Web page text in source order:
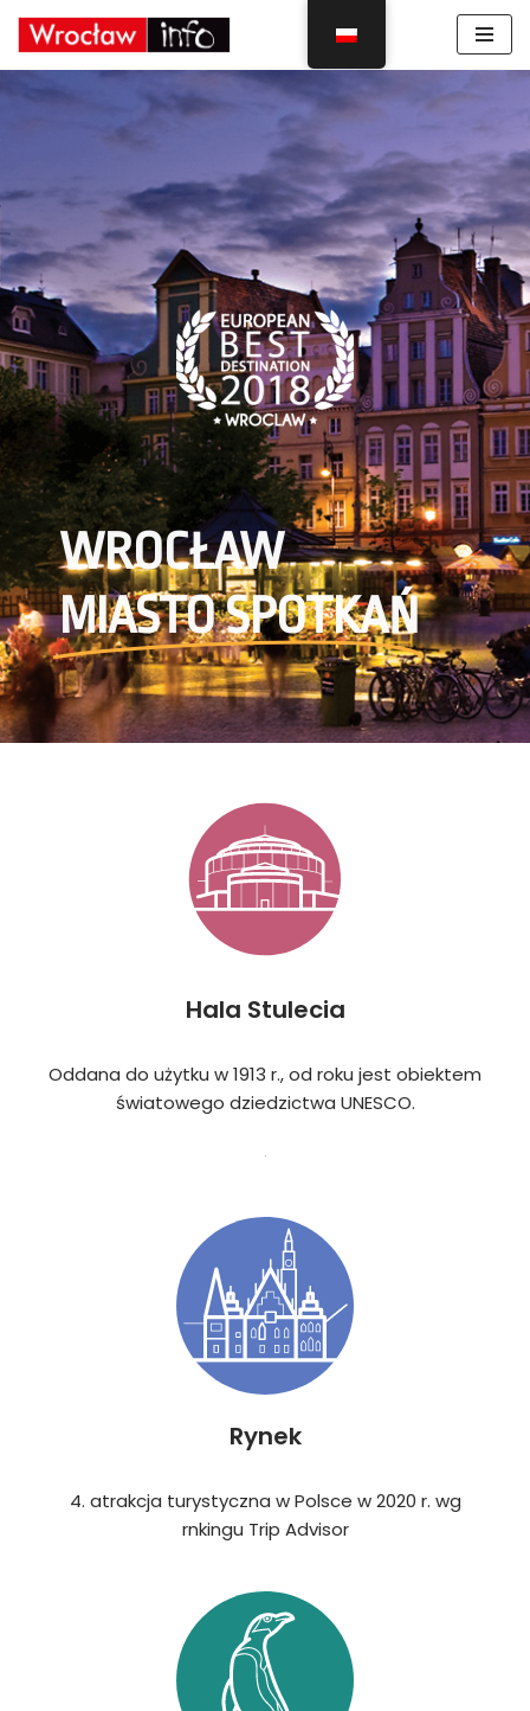
do
WROCŁAW
MIASTO SPOTKAŃ
Hala Stulecia
Oddana do użytku w 1913 r., od roku jest obiektem
światowego dziedzictwa UNESCO.
Rynek
4. atrakcja turystyczna w Polsce w 2020 r. wg
rnkingu Trip Advisor